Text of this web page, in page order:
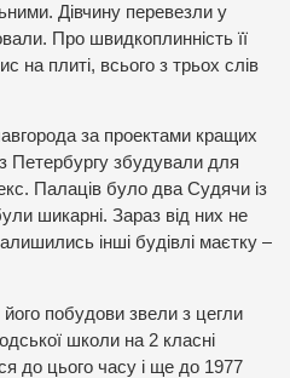
Дівчину перевезли у
Про швидкоплинність її
на плиті, всього з трьох слів
за проектами кращих
з Петербургу збудували для
Палаців було два Судячи із
шикарні. Зараз від них не
інші будівлі маєтку –
його побудови звели з цегли
школи на 2 класні
до цього часу і ще до 1977